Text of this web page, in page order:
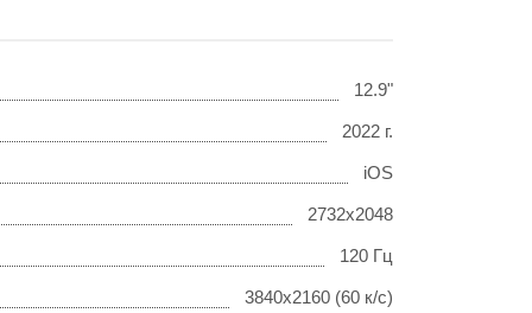
12.9"
2022 г.
iOS
2732x2048
120 Гц
3840x2160 (60 к/с)